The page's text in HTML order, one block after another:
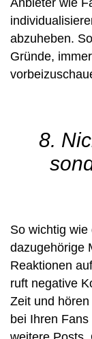
Anbieter wie
abzuheben.
Gründe,
8.
So wichtig
dazugehörige
Reaktionen
ruft negative
Zeit und
bei Ihren